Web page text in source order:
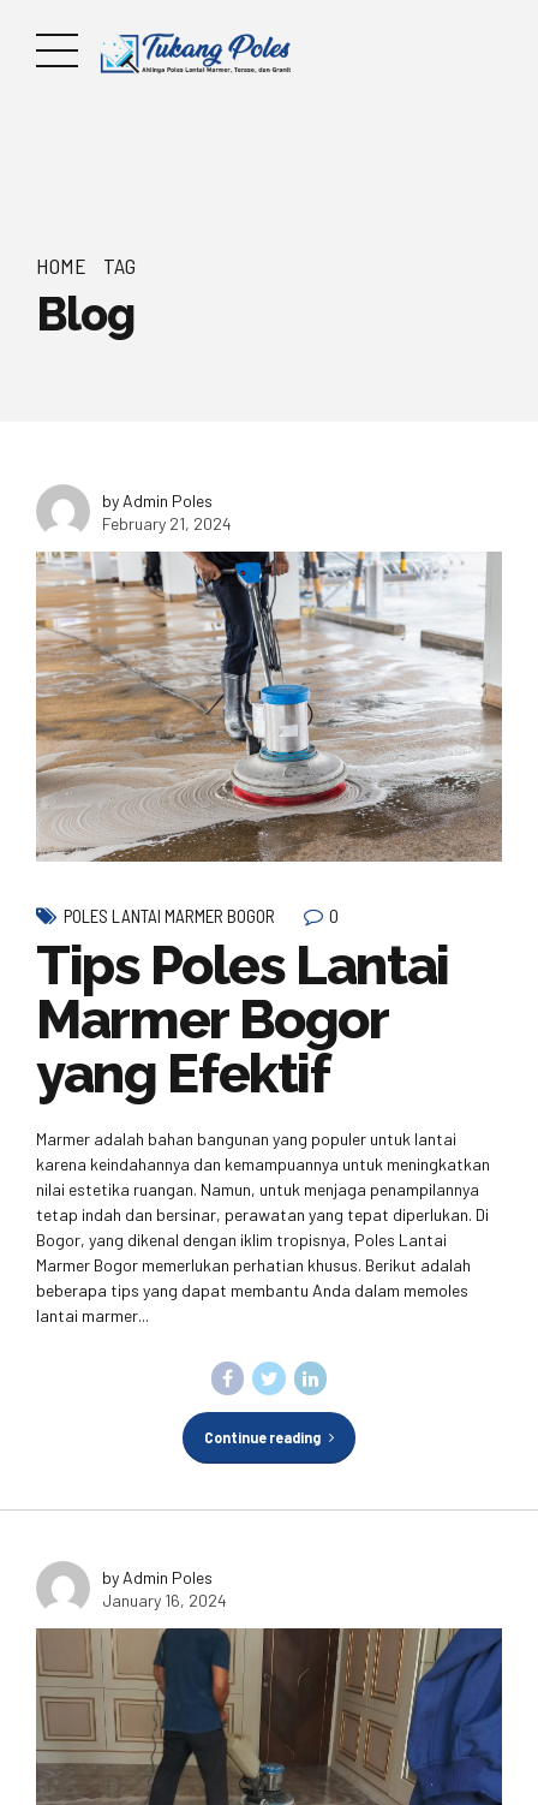
HOME TAG
Blog
by Admin Poles
February 21, 2024
POLES LANTAI MARMER BOGOR 0
Tips Poles Lantai
Marmer Bogor
yang Efektif
Marmer adalah bahan bangunan yang populer untuk lantai
karena keindahannya dan kemampuannya untuk meningkatkan
nilai estetika ruangan. Namun, untuk menjaga penampilannya
tetap indah dan bersinar, perawatan yang tepat diperlukan. Di
Bogor, yang dikenal dengan iklim tropisnya, Poles Lantai
Marmer Bogor memerlukan perhatian khusus. Berikut adalah
beberapa tips yang dapat membantu Anda dalam memoles
lantai marmer...
Continue reading
by Admin Poles
January 16, 2024